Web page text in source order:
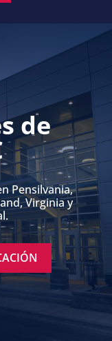
de
Pensilvania,
Virginia y